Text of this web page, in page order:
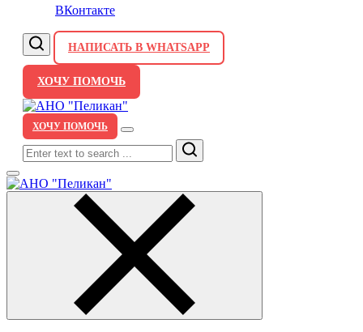
ВКонтакте
НАПИСАТЬ В WHATSAPP
ХОЧУ ПОМОЧЬ
ХОЧУ ПОМОЧЬ
Search